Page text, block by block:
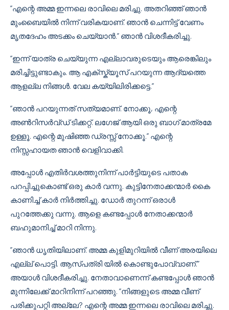
”എന്റെ അമ്മ ഇന്നലെ രാവിലെ മരിച്ചു. അതറിഞ്ഞ് ഞാൻ
മുംബൈയിൽ നിന്ന് വരികയാണ്. ഞാൻ ചെന്നിട്ട് വേണം
മൃതദേഹം അടക്കം ചെയ്യാൻ.” ഞാൻ വിശദീകരിച്ചു.
“ഇന്ന് യാത്ര ചെയ്യുന്ന എല്ലാവരുടെയും ആരെങ്കിലും
മരിച്ചിട്ടുണ്ടാകും. ആ എക്സ്ക്യൂസ് പറയുന്ന ആദ്യത്തെ
ആളല്ല നിങ്ങൾ. വേല കയ്യിലിരിക്കട്ടെ.”
”ഞാൻ പറയുന്നത് സത്യമാണ്. നോക്കൂ, എന്റെ
അൺറിസർവ്ഡ് ടിക്കറ്റ്. ലഗേജ് ആയി ഒരു ബാഗ് മാത്രമേ
ഉള്ളൂ. എന്റെ മുഷിഞ്ഞ ഡ്രസ്സ് നോക്കൂ.” എന്റെ
നിസ്സഹായത ഞാൻ വെളിവാക്കി.
അപ്പോൾ എതിർവശത്തുനിന്ന് പാർട്ടിയുടെ പതാക
പറപ്പിച്ചുകൊണ്ട് ഒരു കാർ വന്നു. കുട്ടിനേതാക്കന്മാർ കൈ
കാണിച്ച് കാർ നിർത്തിച്ചു. ഡോർ തുറന്ന് ഒരാൾ
പുറത്തേക്കു വന്നു. ആളെ കണ്ടപ്പോൾ നേതാക്കന്മാർ
ബഹുമാനിച്ച് മാറി നിന്നു.
”ഞാൻ ധൃതിയിലാണ്. അമ്മ കുളിമുറിയിൽ വീണ് അരയിലെ
എല്ല് പൊട്ടി. ആസ്പത്രി യിൽ കൊണ്ടുപോവ്വാണ്.”
അയാൾ വിശദീകരിച്ചു. നേതാവാണെന്ന് കണ്ടപ്പോൾ ഞാൻ
മുന്നിലേക്ക് മാറിനിന്ന് പറഞ്ഞു. ”നിങ്ങളുടെ അമ്മ വീണ്
പരിക്കുപറ്റി അല്ലേ? എന്റെ അമ്മ ഇന്നലെ രാവിലെ മരിച്ചു.